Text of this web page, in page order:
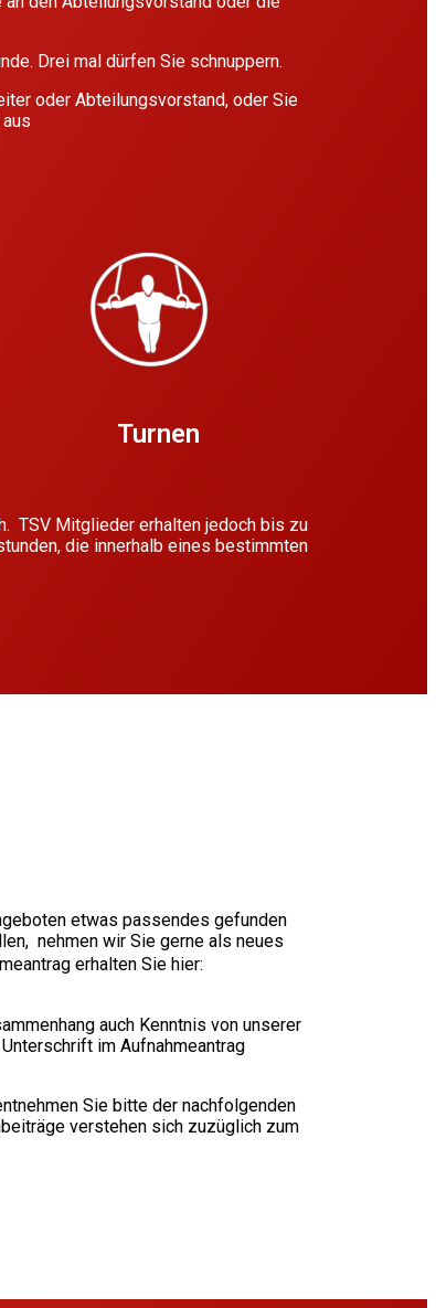
Drei mal dürfen Sie schnuppern.
oder Abteilungsvorstand, oder Sie
Turnen
TSV Mitglieder erhalten jedoch bis zu
die innerhalb eines bestimmten
etwas passendes gefunden
nehmen wir Sie gerne als neues
erhalten Sie hier:
auch Kenntnis von unserer
im Aufnahmeantrag
Sie bitte der nachfolgenden
verstehen sich zuzüglich zum